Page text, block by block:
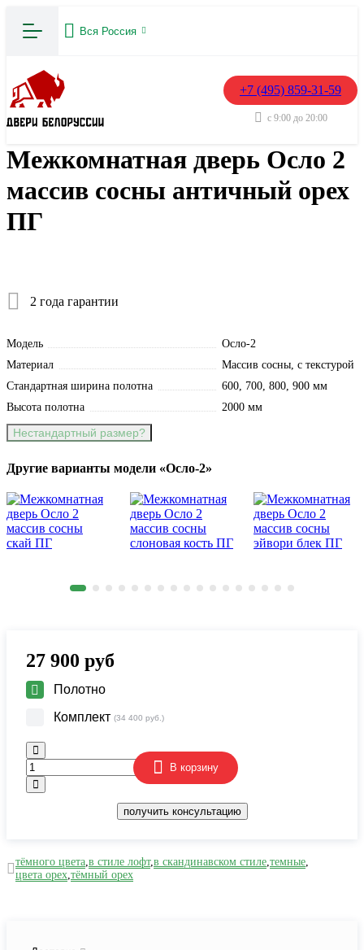
Вся Россия
+7 (495) 859-31-59
с 9:00 до 20:00
Межкомнатная дверь Осло 2
массив сосны античный орех
ПГ
2 года гарантии
Модель
Осло-2
Материал
Массив сосны, с текстурой
Стандартная ширина полотна
600, 700, 800, 900 мм
Высота полотна
2000 мм
Нестандартный размер?
Другие варианты модели «Осло-2»
27 900 руб
Полотно
Комплект (34 400 руб.)
В корзину
получить консультацию
тёмного цвета,в стиле лофт,в скандинавском стиле,темные,
цвета орех,тёмный орех